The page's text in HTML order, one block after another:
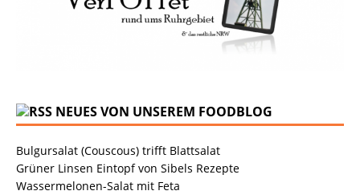
NEUES VON UNSEREM FOODBLOG
Bulgursalat (Couscous) trifft Blattsalat
Grüner Linsen Eintopf von Sibels Rezepte
Wassermelonen-Salat mit Feta